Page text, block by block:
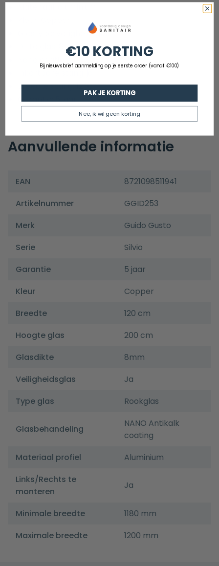
Glastype: veiligheidsglas
Dikte glas: 8mm
Nano coating: ja
Breedte stang: 120cm
Garantie: 5 jaar
Aanvullende informatie
EAN
8721098511941
Artikelnummer
GGID253
Merk
Guido Gusto
Serie
Silvio
Garantie
5 jaar
Kleur
Copper
Breedte
120 cm
Hoogte glas
200 cm
Glasdikte
8mm
Veiligheidsglas
Ja
Type glas
Rookglas
Glasbehandeling
NANO Antikalk
coating
Materiaal profiel
Aluminium
Links/Rechts te
monteren
Ja
Minimale breedte
1180 mm
Maximale breedte
1200 mm
€10 KORTING
Bij nieuwsbrief aanmelding op je eerste order (vanaf €100)
PAK JE KORTING
Nee, ik wil geen korting